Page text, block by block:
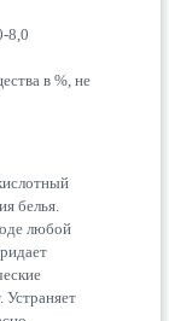
8,0
в %, не
белья.
любой
Устраняет